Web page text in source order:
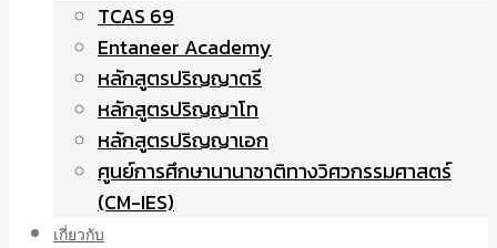
TCAS 69
Entaneer Academy
หลักสูตรปริญญาตรี
หลักสูตรปริญญาโท
หลักสูตรปริญญาเอก
ศูนย์การศึกษานานาชาติทางวิศวกรรมศาสตร์
(CM-IES)
เกี่ยวกับ